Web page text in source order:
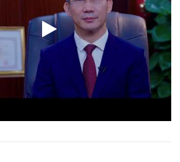
/V/ chính thức trở lại thị trường Nha Trang -